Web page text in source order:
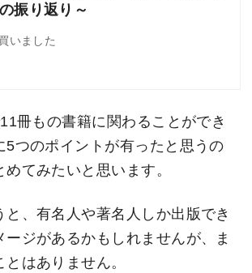
振り返り～
いました
冊もの書籍に関わることができ
5つのポイントが有ったと思うの
てみたいと思います。
と、有名人や著名人しか出版でき
ージがあるかもしれませんが、ま
はありません。